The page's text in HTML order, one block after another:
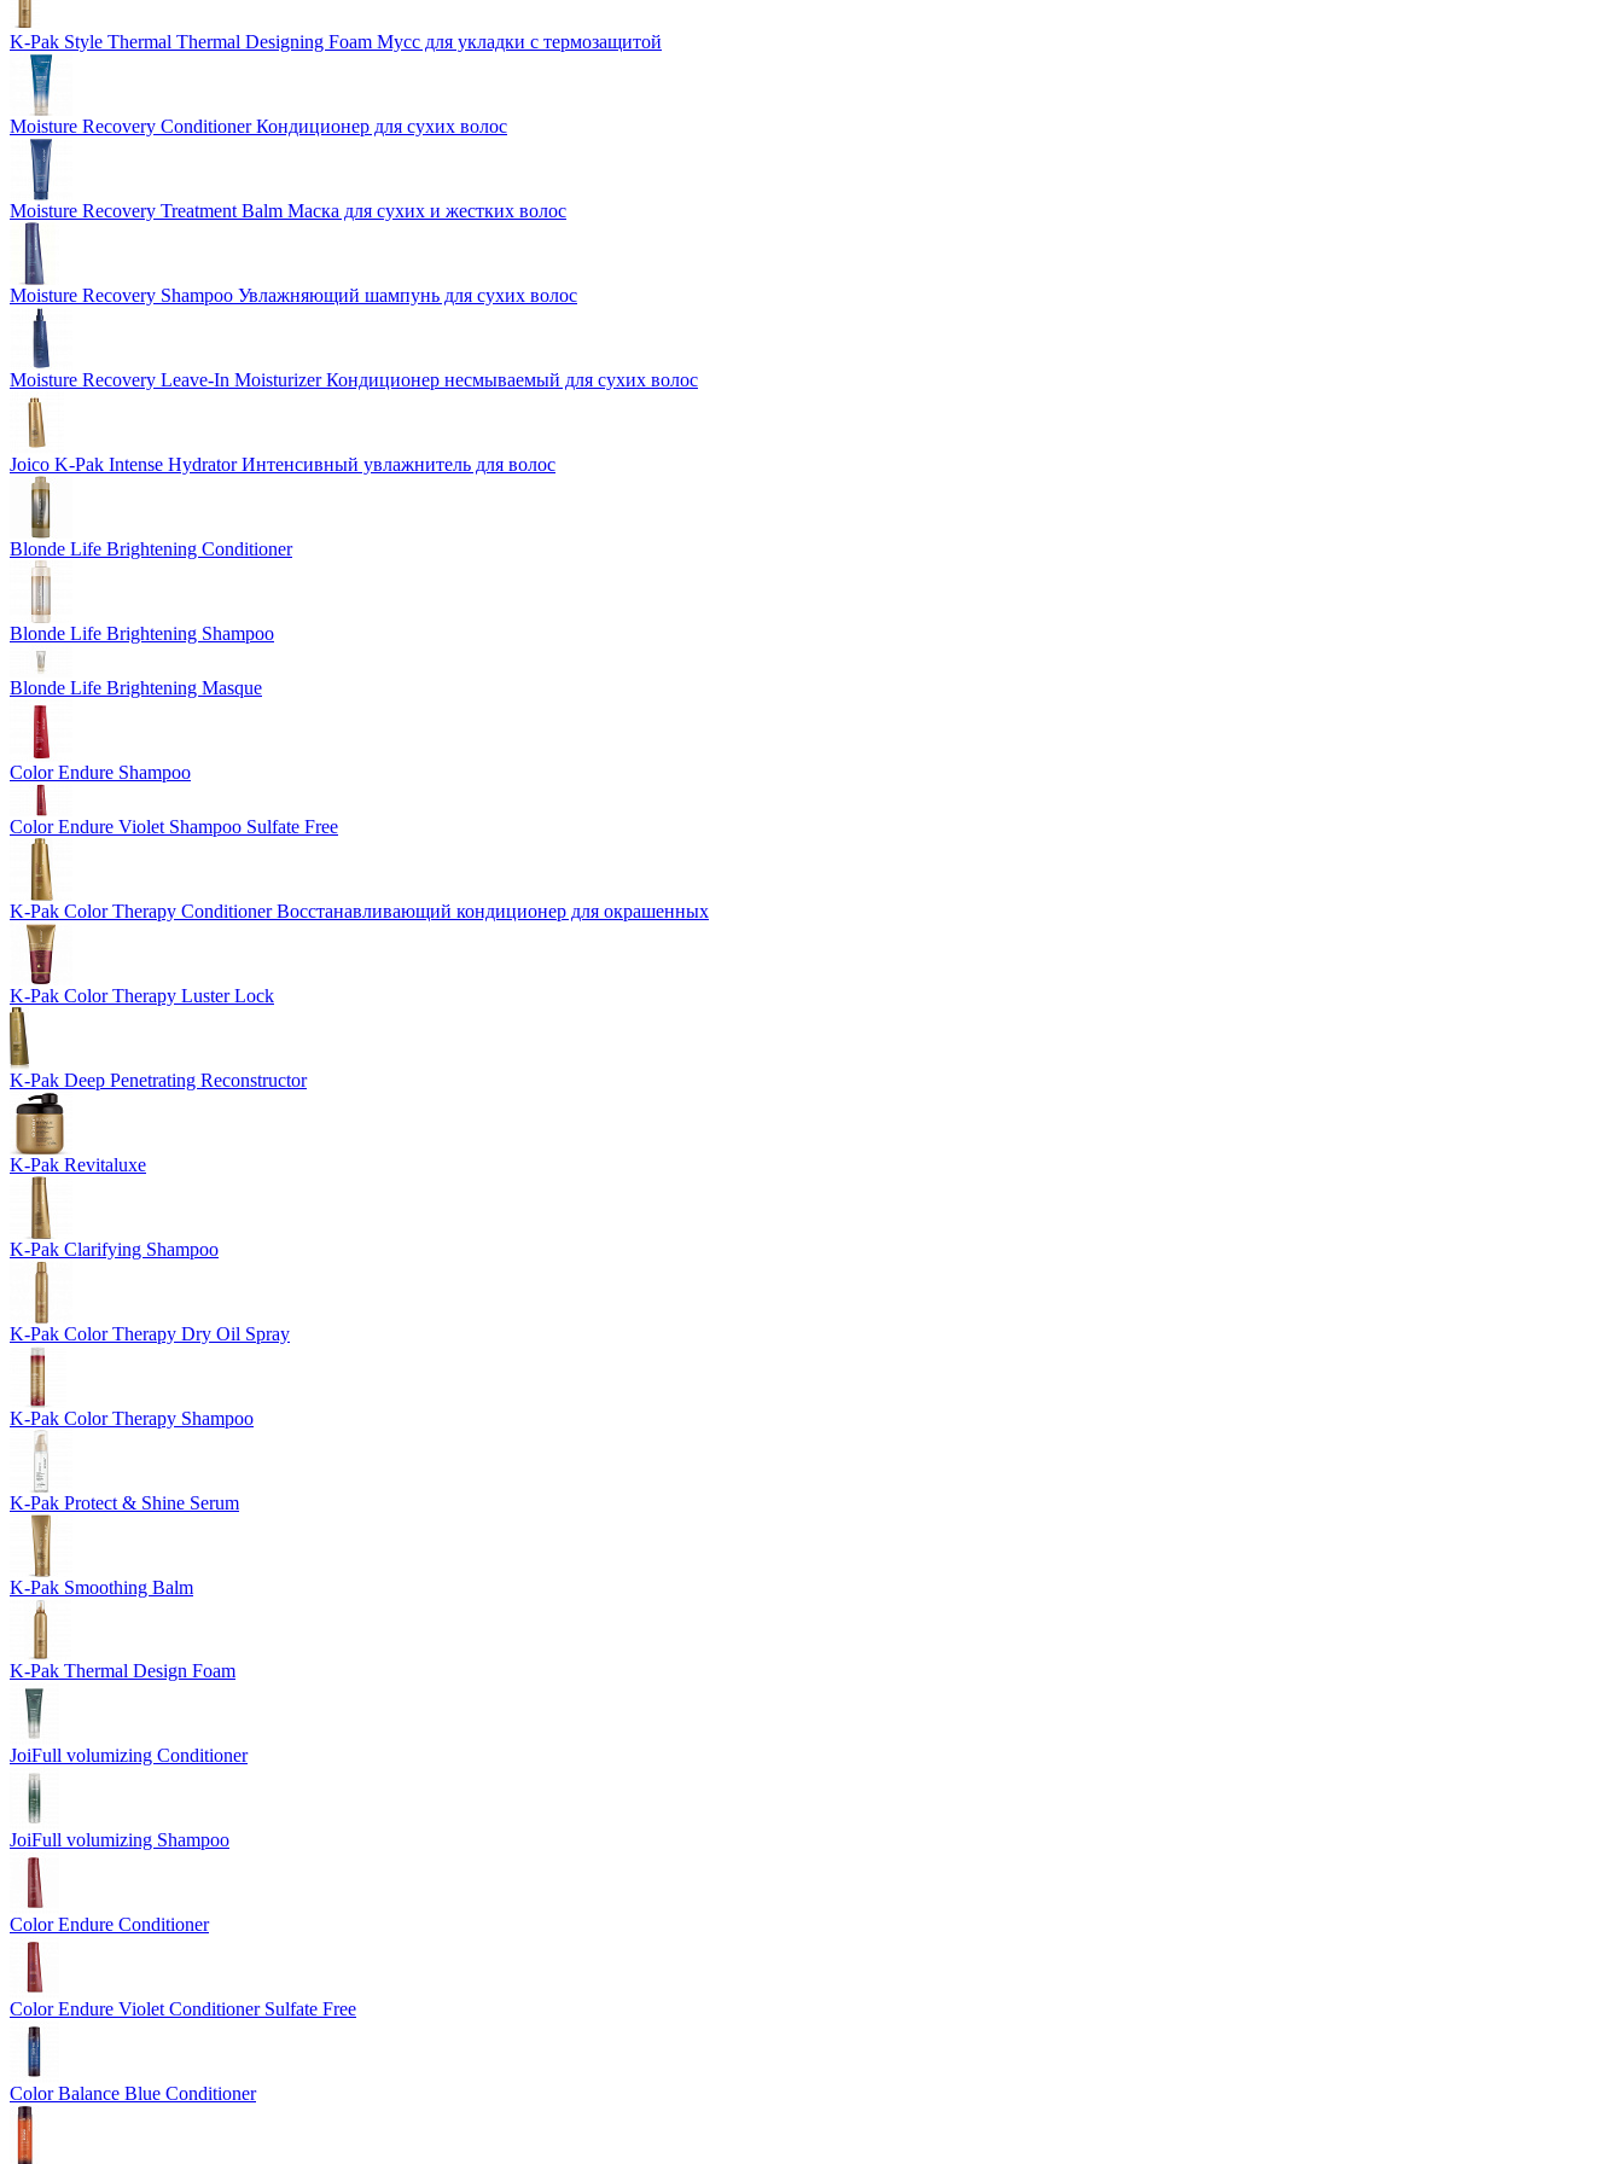
K-Pak Style Thermal Thermal Designing Foam Мусс для укладки с термозащитой
Moisture Recovery Conditioner Кондиционер для сухих волос
Moisture Recovery Treatment Balm Маска для сухих и жестких волос
Moisture Recovery Shampoo Увлажняющий шампунь для сухих волос
Moisture Recovery Leave-In Moisturizer Кондиционер несмываемый для сухих волос
Joico K-Pak Intense Hydrator Интенсивный увлажнитель для волос
Blonde Life Brightening Conditioner
Blonde Life Brightening Shampoo
Blonde Life Brightening Masque
Color Endure Shampoo
Color Endure Violet Shampoo Sulfate Free
K-Pak Color Therapy Conditioner Восстанавливающий кондиционер для окрашенных
K-Pak Color Therapy Luster Lock
K-Pak Deep Penetrating Reconstructor
K-Pak Revitaluxe
K-Pak Clarifying Shampoo
K-Pak Color Therapy Dry Oil Spray
K-Pak Color Therapy Shampoo
K-Pak Protect & Shine Serum
K-Pak Smoothing Balm
K-Pak Thermal Design Foam
JoiFull volumizing Conditioner
JoiFull volumizing Shampoo
Color Endure Conditioner
Color Endure Violet Conditioner Sulfate Free
Color Balance Blue Conditioner